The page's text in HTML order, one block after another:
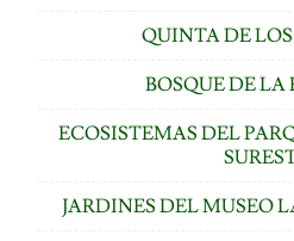
QUINTA DE
BOSQUE DE LA
ECOSISTEMAS DEL
JARDINES DEL MUSEO